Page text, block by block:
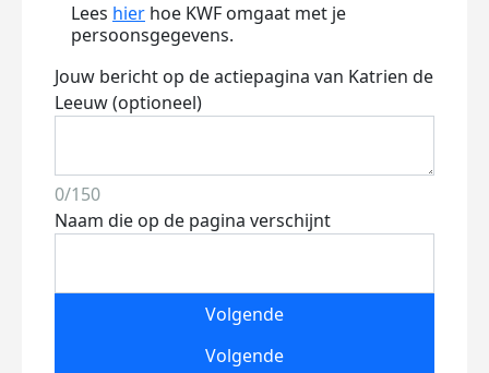
Lees hier hoe KWF omgaat met je
persoonsgegevens.
Jouw bericht op de actiepagina van Katrien de
Leeuw (optioneel)
0/150
Naam die op de pagina verschijnt
Volgende
Volgende